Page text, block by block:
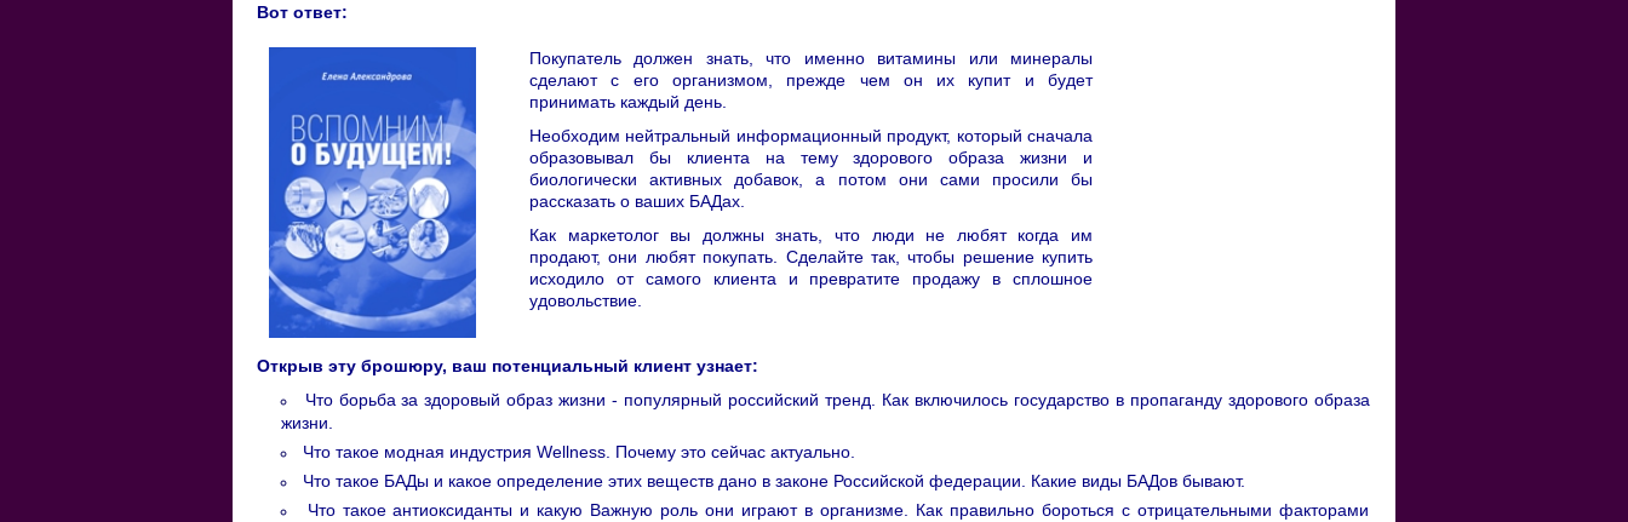
Вот ответ:
Покупатель должен знать, что именно витамины или минералы
сделают с его организмом, прежде чем он их купит и будет
принимать каждый день.
Необходим нейтральный информационный продукт, который сначала
образовывал бы клиента на тему здорового образа жизни и
биологически активных добавок, а потом они сами просили бы
рассказать о ваших БАДах.
Как маркетолог вы должны знать, что люди не любят когда им
продают, они любят покупать. Сделайте так, чтобы решение купить
исходило от самого клиента и превратите продажу в сплошное
удовольствие.
Открыв эту брошюру, ваш потенциальный клиент узнает:
Что борьба за здоровый образ жизни - популярный российский тренд. Как включилось государство в пропаганду здорового образа
жизни.
Что такое модная индустрия Wellness. Почему это сейчас актуально.
Что такое БАДы и какое определение этих веществ дано в законе Российской федерации. Какие виды БАДов бывают.
Что такое антиоксиданты и какую Важную роль они играют в организме. Как правильно бороться с отрицательными факторами